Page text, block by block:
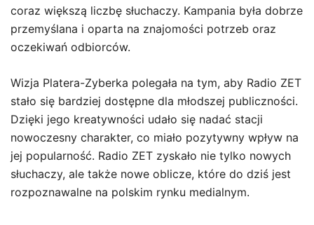
coraz większą liczbę słuchaczy. Kampania była dobrze
przemyślana i oparta na znajomości potrzeb oraz
oczekiwań odbiorców.
Wizja Platera-Zyberka polegała na tym, aby Radio ZET
stało się bardziej dostępne dla młodszej publiczności.
Dzięki jego kreatywności udało się nadać stacji
nowoczesny charakter, co miało pozytywny wpływ na
jej popularność. Radio ZET zyskało nie tylko nowych
słuchaczy, ale także nowe oblicze, które do dziś jest
rozpoznawalne na polskim rynku medialnym.